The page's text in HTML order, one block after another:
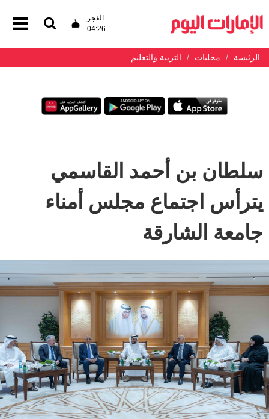
الفجر
04:26
الرئيسة محليات التربية والتعليم
سلطان بن أحمد القاسمي
يترأس اجتماع مجلس أمناء
جامعة الشارقة